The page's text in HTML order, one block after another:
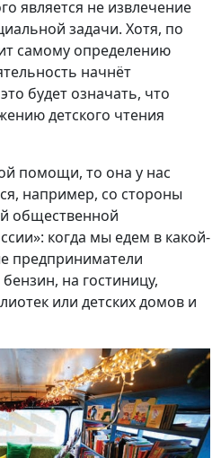
является не извлечение
задачи. Хотя, по
самому определению
начнёт
будет означать, что
детского чтения
помощи, то она у нас
например, со стороны
общественной
когда мы едем в какой-
предприниматели
на гостиницу,
или детских домов и